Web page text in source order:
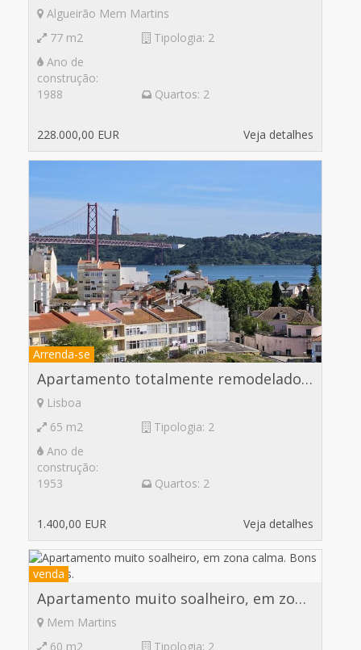
Algueirão Mem Martins
77 m2
Tipologia: 2
Ano de
construção:
1988
Quartos: 2
228.000,00 EUR Veja detalhes
Arrenda-se
Apartamento totalmente remodelado. Em zona privilegiada, Ajuda.
Lisboa
65 m2
Tipologia: 2
Ano de
construção:
1953
Quartos: 2
1.400,00 EUR Veja detalhes
venda
Apartamento muito soalheiro, em zona calma. Bons acessos.
Mem Martins
60 m2
Tipologia: 2